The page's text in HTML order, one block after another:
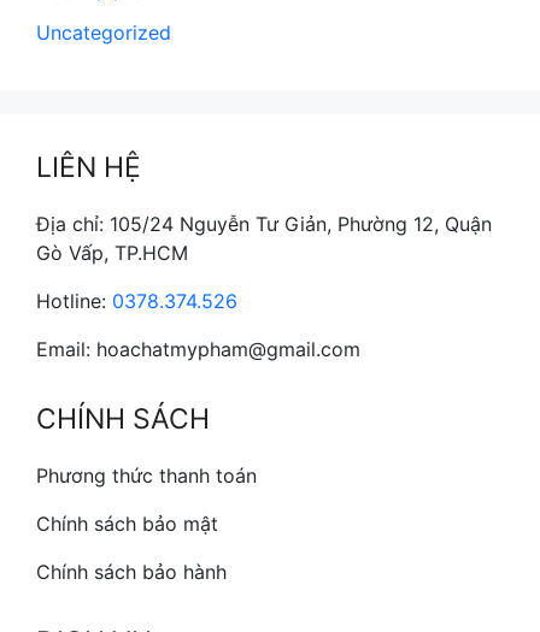
Uncategorized
LIÊN HỆ
Địa chỉ: 105/24 Nguyễn Tư Giản, Phường 12, Quận
Gò Vấp, TP.HCM
Hotline: 0378.374.526
Email: hoachatmypham@gmail.com
CHÍNH SÁCH
Phương thức thanh toán
Chính sách bảo mật
Chính sách bảo hành